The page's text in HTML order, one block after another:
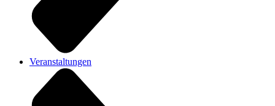
Veranstaltungen